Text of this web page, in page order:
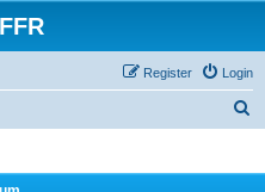
Login
Register